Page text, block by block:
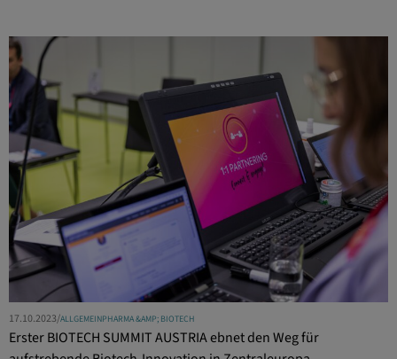
17.10.2023/ALLGEMEINPHARMA &AMP; BIOTECH
Erster BIOTECH SUMMIT AUSTRIA ebnet den Weg für